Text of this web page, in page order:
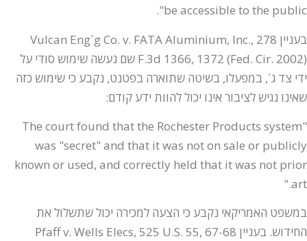
be accessible to the public".
בעניין Vulcan Eng´g Co. v. FATA Aluminium, Inc., 278
F.3d 1366, 1372 (Fed. Cir. 2002) שם נעשה שימוש סודי על
ידי צד ג´, במפעלו, בשיטה שתוארה בפטנט, נקבע כי שימוש כזה
שאינו נגיש לציבור אינו יכול להוות ידע קודם:
"The court found that the Rochester Products system
was "secret" and that it was not on sale or publicly
known or used, and correctly held that it was not prior
art."
במשפט האמריקאי נקבע כי הצעה למכירה יכול שתשלול את
החידוש. בעניין Pfaff v. Wells Elecs, 525 U.S. 55, 67-68